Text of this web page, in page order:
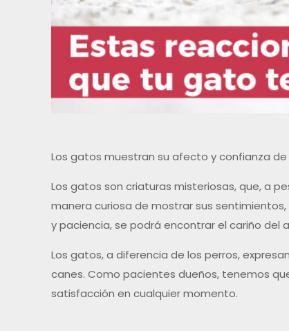
Los gatos muestran su afecto y confianza
Los gatos son criaturas misteriosas, que, a
manera curiosa de mostrar sus
y paciencia, se podrá encontrar el cariño del
Los gatos, a diferencia de los perros,
canes. Como pacientes dueños, tenemos
satisfacción en cualquier momento.